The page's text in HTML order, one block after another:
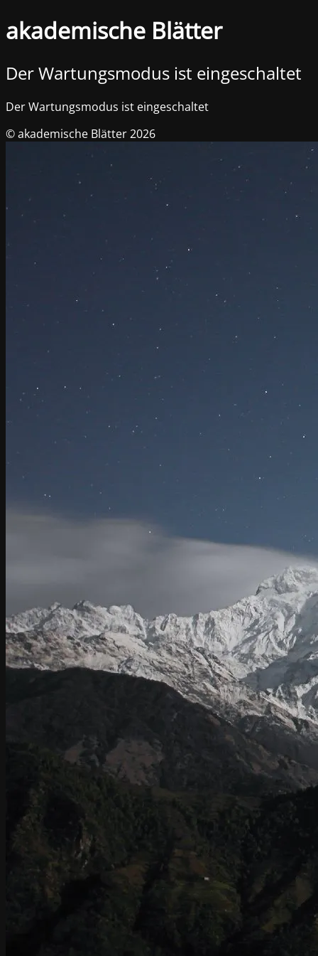
akademische Blätter
Der Wartungsmodus ist eingeschaltet
Der Wartungsmodus ist eingeschaltet
© akademische Blätter 2026